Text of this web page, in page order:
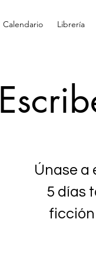
Calendario Librería
Únase a
5 días
ficción